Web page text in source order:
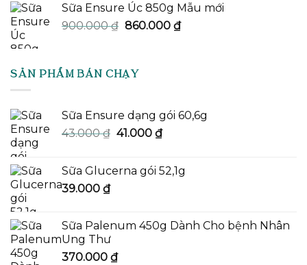
Sữa Ensure Úc 850g Mẫu mới
900.000₫ Giá
900.000 ₫.
860.000 ₫Giá
SẢN PHẨM BÁN CHẠY
Sữa Ensure dạng gói 60,6g
43.000₫ Giá
43.000 ₫.
41.000 ₫Giá
là:
Sữa Glucerna gói 52,1g
39.000 ₫
Sữa Palenum 450g Dành Cho bệnh Nhân
Ung Thư
370.000 ₫